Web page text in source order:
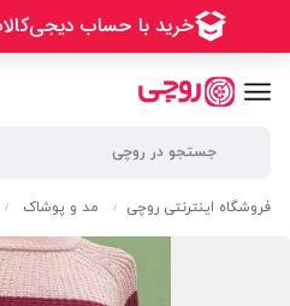
فروشگاه اینترنتی روچی / مد و پوشاک /